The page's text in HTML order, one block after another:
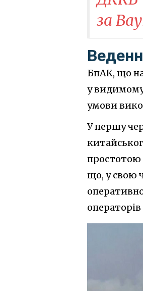
за
БпАК, що
у видимому
умови
У першу
простотою
що, у свою